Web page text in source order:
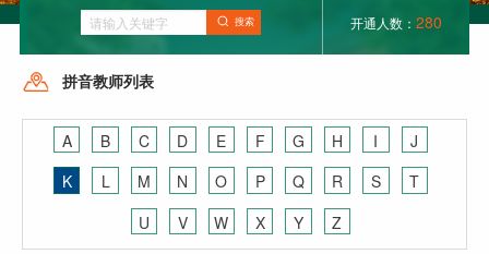
搜索 开通人数： 280
拼音教师列表
A B C D E F G H I
J
K
L M N O P Q R S
T
U
V W X Y Z